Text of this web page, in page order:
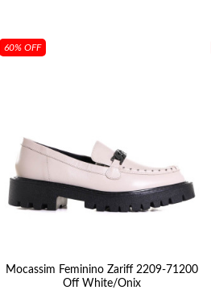
60% OFF
Mocassim Feminino Zariff 2209-71200
Off White/Onix